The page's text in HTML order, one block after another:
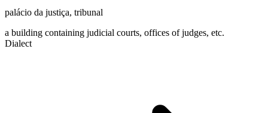
palácio da justiça, tribunal
a building containing judicial courts, offices of judges, etc.
Dialect